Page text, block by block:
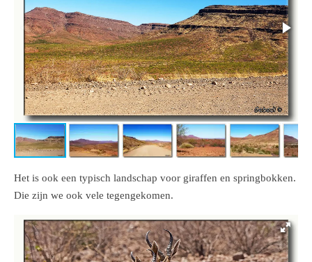
Het is ook een typisch landschap voor giraffen en springbokken.
Die zijn we ook vele tegengekomen.